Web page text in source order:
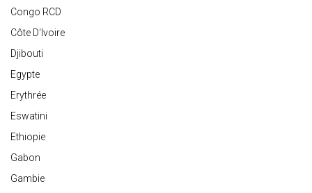
Congo RCD
Côte D'Ivoire
Djibouti
Egypte
Erythrée
Eswatini
Ethiopie
Gabon
Gambie